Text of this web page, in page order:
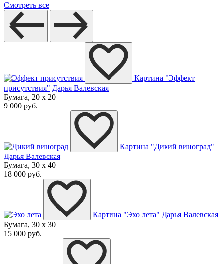
Смотреть все
Картина "Эффект
присутствия" Дарья Валевская
Бумага, 20 x 20
9 000 руб.
Картина "Дикий виноград"
Дарья Валевская
Бумага, 30 x 40
18 000 руб.
Картина "Эхо лета" Дарья Валевская
Бумага, 30 x 30
15 000 руб.